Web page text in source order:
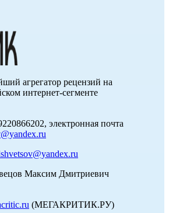
агрегатор рецензий на
интернет-сегменте
электронная почта
Максим Дмитриевич
(МЕГАКРИТИК.РУ)